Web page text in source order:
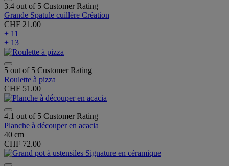
3.4 out of 5 Customer Rating
Grande Spatule cuillère Création
CHF 21.00
+ 11
+ 13
5 out of 5 Customer Rating
Roulette à pizza
CHF 51.00
4.1 out of 5 Customer Rating
Planche à découper en acacia
40 cm
CHF 72.00